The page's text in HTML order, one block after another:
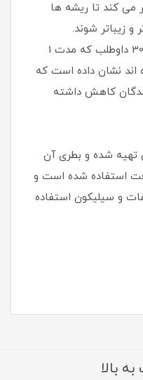
می کند تا ریشه ها
و زیباتر شوند.
نتیجه تحقیقات بالینی بر روی 30 داوطلب که مدت 1
اند نشان داده است که
شرکت کنندگان کاهش داشته
طبیعی تهیه شده و بطری آن
قابل بازیافت استفاده شده است و
و سیلیکون استفاده
بالا